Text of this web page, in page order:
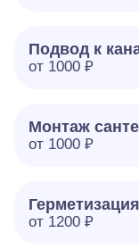
Подвод к
от 1000 ₽
Монтаж
от 1000 ₽
от 1200 ₽